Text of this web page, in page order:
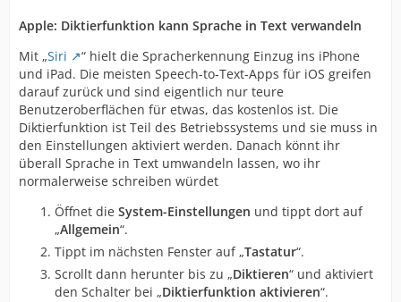
Apple: Diktierfunktion kann Sprache in Text verwandeln
Mit „Siri
“ hielt die Spracherkennung Einzug ins iPhone
und iPad. Die meisten Speech-to-Text-Apps für iOS greifen
darauf zurück und sind eigentlich nur teure
Benutzeroberflächen für etwas, das kostenlos ist. Die
Diktierfunktion ist Teil des Betriebssystems und sie muss in
den Einstellungen aktiviert werden. Danach könnt ihr
überall Sprache in Text umwandeln lassen, wo ihr
normalerweise schreiben würdet
Öffnet die System-Einstellungen und tippt dort auf
„Allgemein“.
Tippt im nächsten Fenster auf „Tastatur“.
Scrollt dann herunter bis zu „Diktieren“ und aktiviert
den Schalter bei „Diktierfunktion aktivieren“.